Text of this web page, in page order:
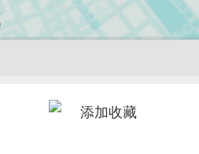
添加收藏